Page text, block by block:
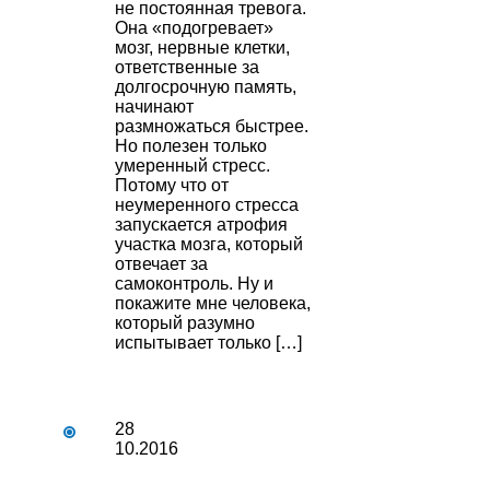
не постоянная тревога.
Она «подогревает»
мозг, нервные клетки,
ответственные за
долгосрочную память,
начинают
размножаться быстрее.
Но полезен только
умеренный стресс.
Потому что от
неумеренного стресса
запускается атрофия
участка мозга, который
отвечает за
самоконтроль. Ну и
покажите мне человека,
который разумно
испытывает только […]
28
10.2016